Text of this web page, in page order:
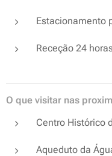
Estacionamento
Receção 24
O que visitar nas
Centro Histórico
Aqueduto da